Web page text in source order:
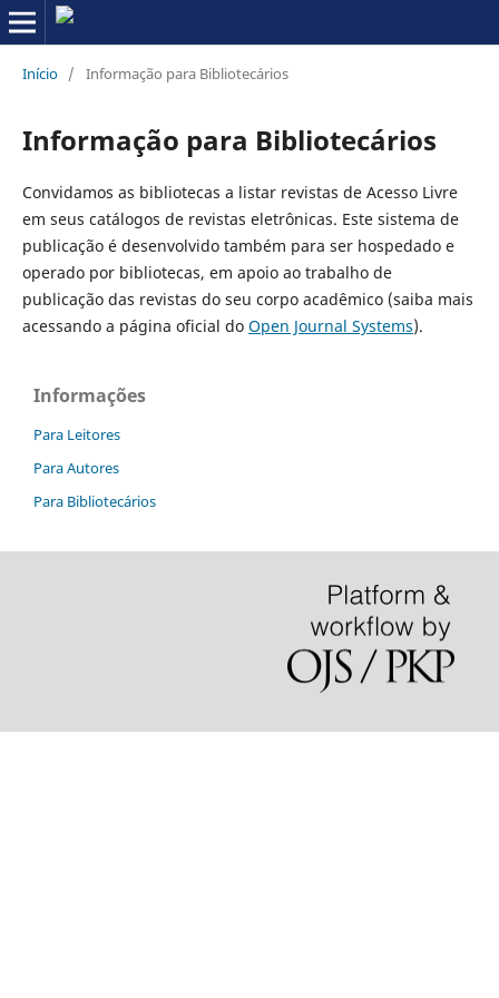
Início / Informação para Bibliotecários
Informação para Bibliotecários
Convidamos as bibliotecas a listar revistas de Acesso Livre
em seus catálogos de revistas eletrônicas. Este sistema de
publicação é desenvolvido também para ser hospedado e
operado por bibliotecas, em apoio ao trabalho de
publicação das revistas do seu corpo acadêmico (saiba mais
acessando a página oficial do Open Journal Systems).
Informações
Para Leitores
Para Autores
Para Bibliotecários